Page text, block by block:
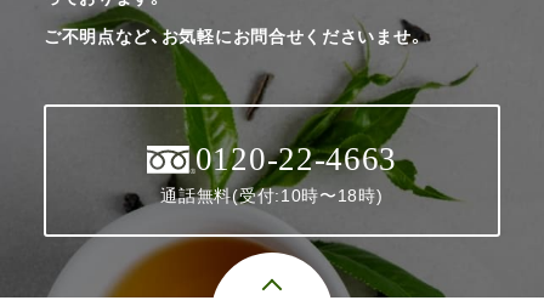
ご不明点など、お気軽にお問合せくださいませ。
0120-22-4663
通話無料(受付:10時〜18時)